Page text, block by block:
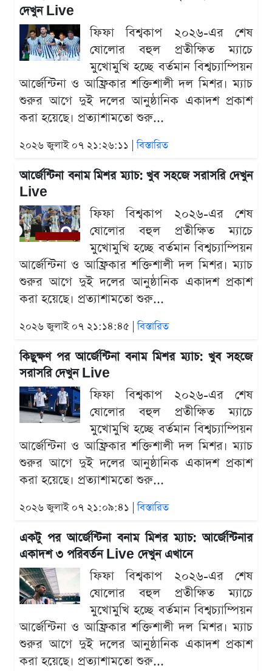
দেখুন Live
ফিফা বিশ্বকাপ ২০২৬-এর শেষ
ষোলোর বহুল প্রতীক্ষিত ম্যাচে
মুখোমুখি হচ্ছে বর্তমান বিশ্বচ্যাম্পিয়ন
আর্জেন্টিনা ও আফ্রিকার শক্তিশালী দল মিশর। ম্যাচ
শুরুর আগে দুই দলের আনুষ্ঠানিক একাদশ প্রকাশ
করা হয়েছে। প্রত্যাশামতো শুরু...
২০২৬ জুলাই ০৭ ২১:২৬:১১ |বিস্তারিত
আর্জেন্টিনা বনাম মিশর ম্যাচ: খুব সহজে সরাসরি দেখুন
Live
ফিফা বিশ্বকাপ ২০২৬-এর শেষ
ষোলোর বহুল প্রতীক্ষিত ম্যাচে
মুখোমুখি হচ্ছে বর্তমান বিশ্বচ্যাম্পিয়ন
আর্জেন্টিনা ও আফ্রিকার শক্তিশালী দল মিশর। ম্যাচ
শুরুর আগে দুই দলের আনুষ্ঠানিক একাদশ প্রকাশ
করা হয়েছে। প্রত্যাশামতো শুরু...
২০২৬ জুলাই ০৭ ২১:১৪:৪৫ |বিস্তারিত
কিছুক্ষণ পর আর্জেন্টিনা বনাম মিশর ম্যাচ: খুব সহজে
সরাসরি দেখুন Live
ফিফা বিশ্বকাপ ২০২৬-এর শেষ
ষোলোর বহুল প্রতীক্ষিত ম্যাচে
মুখোমুখি হচ্ছে বর্তমান বিশ্বচ্যাম্পিয়ন
আর্জেন্টিনা ও আফ্রিকার শক্তিশালী দল মিশর। ম্যাচ
শুরুর আগে দুই দলের আনুষ্ঠানিক একাদশ প্রকাশ
করা হয়েছে। প্রত্যাশামতো শুরু...
২০২৬ জুলাই ০৭ ২১:০৯:৪১ |বিস্তারিত
একটু পর আর্জেন্টিনা বনাম মিশর ম্যাচ: আর্জেন্টিনার
একাদশ ৩ পরিবর্তন Live দেখুন এখানে
ফিফা বিশ্বকাপ ২০২৬-এর শেষ
ষোলোর বহুল প্রতীক্ষিত ম্যাচে
মুখোমুখি হচ্ছে বর্তমান বিশ্বচ্যাম্পিয়ন
আর্জেন্টিনা ও আফ্রিকার শক্তিশালী দল মিশর। ম্যাচ
শুরুর আগে দুই দলের আনুষ্ঠানিক একাদশ প্রকাশ
করা হয়েছে। প্রত্যাশামতো শুরু...